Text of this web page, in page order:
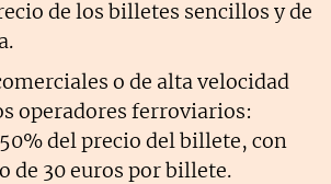
de los billetes sencillos y de
o de alta velocidad
operadores ferroviarios:
del precio del billete, con
de 30 euros por billete.